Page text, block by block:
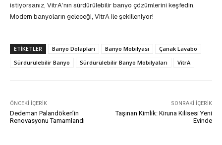
istiyorsanız, VitrA’nın sürdürülebilir banyo çözümlerini keşfedin.
Modern banyoların geleceği, VitrA ile şekilleniyor!
ETIKETLER Banyo Dolapları Banyo Mobilyası
Çanak Lavabo
Sürdürülebilir Banyo
Sürdürülebilir Banyo Mobilyaları VitrA
ÖNCEKI İÇERIK
Dedeman Palandöken’in
Renovasyonu Tamamlandı
SONRAKI İÇERIK
Taşınan Kimlik: Kiruna Kilisesi Yeni
Evinde